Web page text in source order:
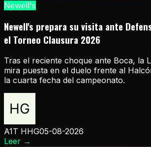
Newell's
Newell's prepara su visita ante
el Torneo Clausura 2026
Tras el reciente choque ante Boca, la
mira puesta en el duelo frente al
la cuarta fecha del campeonato.
A1T HHG05-08-2026
Leer →